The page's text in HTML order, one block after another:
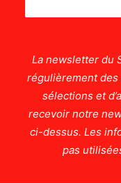
La newsletter du
régulièrement
sélections et
recevoir notre
ci-dessus. Les
pas